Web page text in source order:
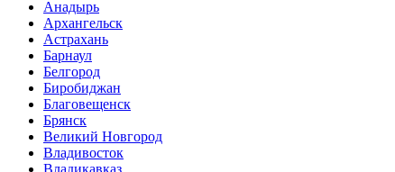
Анадырь
Архангельск
Астрахань
Барнаул
Белгород
Биробиджан
Благовещенск
Брянск
Великий Новгород
Владивосток